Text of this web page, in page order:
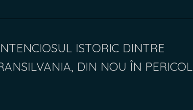
ISTORIC DINTRE
DIN NOU ÎN PERICOL